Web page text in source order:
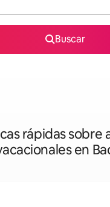
Buscar
rápidas sobre
en